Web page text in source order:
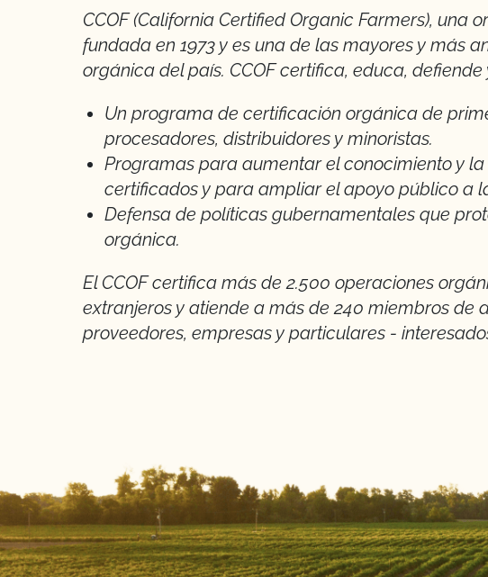
CCOF (California Certified Organic Farmers), una
fundada en 1973 y es una de las mayores y más
orgánica del país. CCOF certifica, educa,
Un programa de certificación orgánica de
procesadores, distribuidores y minoristas.
Programas para aumentar el conocimiento y
certificados y para ampliar el apoyo público a
Defensa de políticas gubernamentales que
orgánica.
El CCOF certifica más de 2.500 operaciones
extranjeros y atiende a más de 240 miembros de
proveedores, empresas y particulares -